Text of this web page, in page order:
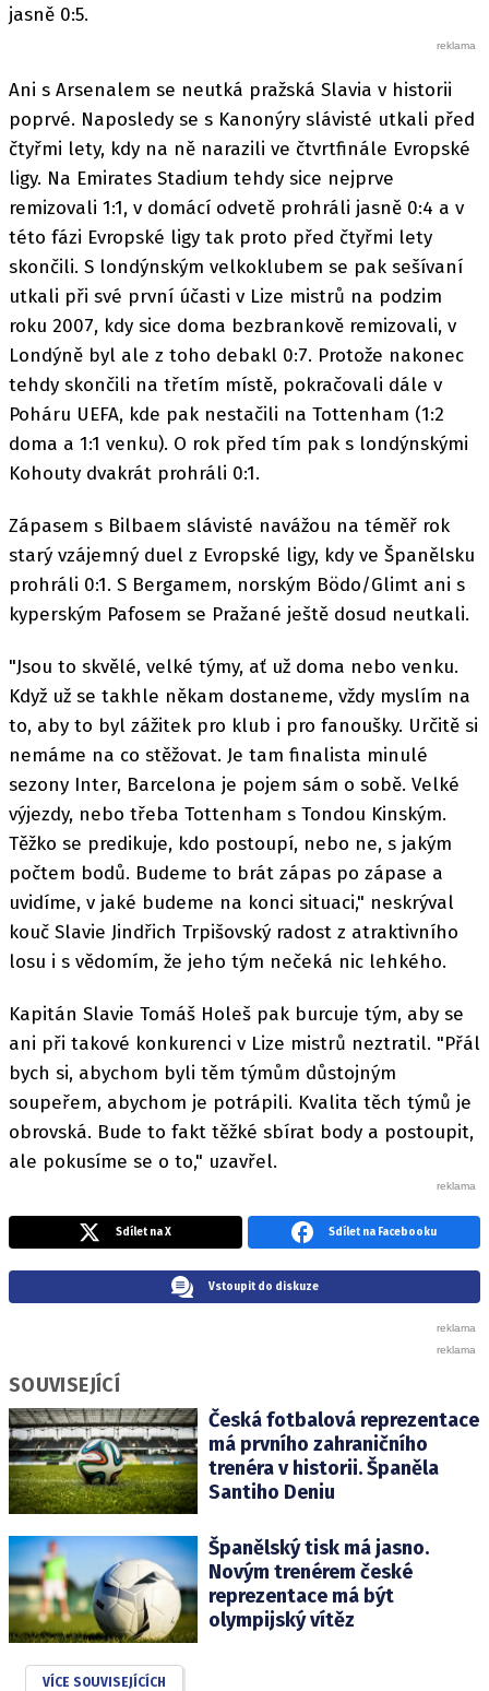
jasně 0:5.
Ani s Arsenalem se neutká pražská Slavia v historii
poprvé. Naposledy se s Kanonýry slávisté utkali před
čtyřmi lety, kdy na ně narazili ve čtvrtfinále Evropské
ligy. Na Emirates Stadium tehdy sice nejprve
remizovali 1:1, v domácí odvetě prohráli jasně 0:4 a v
této fázi Evropské ligy tak proto před čtyřmi lety
skončili. S londýnským velkoklubem se pak sešívaní
utkali při své první účasti v Lize mistrů na podzim
roku 2007, kdy sice doma bezbrankově remizovali, v
Londýně byl ale z toho debakl 0:7. Protože nakonec
tehdy skončili na třetím místě, pokračovali dále v
Poháru UEFA, kde pak nestačili na Tottenham (1:2
doma a 1:1 venku). O rok před tím pak s londýnskými
Kohouty dvakrát prohráli 0:1.
Zápasem s Bilbaem slávisté navážou na téměř rok
starý vzájemný duel z Evropské ligy, kdy ve Španělsku
prohráli 0:1. S Bergamem, norským Bödo/Glimt ani s
kyperským Pafosem se Pražané ještě dosud neutkali.
"Jsou to skvělé, velké týmy, ať už doma nebo venku.
Když už se takhle někam dostaneme, vždy myslím na
to, aby to byl zážitek pro klub i pro fanoušky. Určitě si
nemáme na co stěžovat. Je tam finalista minulé
sezony Inter, Barcelona je pojem sám o sobě. Velké
výjezdy, nebo třeba Tottenham s Tondou Kinským.
Těžko se predikuje, kdo postoupí, nebo ne, s jakým
počtem bodů. Budeme to brát zápas po zápase a
uvidíme, v jaké budeme na konci situaci," neskrýval
kouč Slavie Jindřich Trpišovský radost z atraktivního
losu i s vědomím, že jeho tým nečeká nic lehkého.
Kapitán Slavie Tomáš Holeš pak burcuje tým, aby se
ani při takové konkurenci v Lize mistrů neztratil. "Přál
bych si, abychom byli těm týmům důstojným
soupeřem, abychom je potrápili. Kvalita těch týmů je
obrovská. Bude to fakt těžké sbírat body a postoupit,
ale pokusíme se o to," uzavřel.
Sdílet na X Sdílet na Facebooku
Vstoupit do diskuze
SOUVISEJÍCÍ
Česká fotbalová reprezentace
má prvního zahraničního
trenéra v historii. Španěla
Santiho Deniu
Španělský tisk má jasno.
Novým trenérem české
reprezentace má být
olympijský vítěz
VÍCE SOUVISEJÍCÍCH